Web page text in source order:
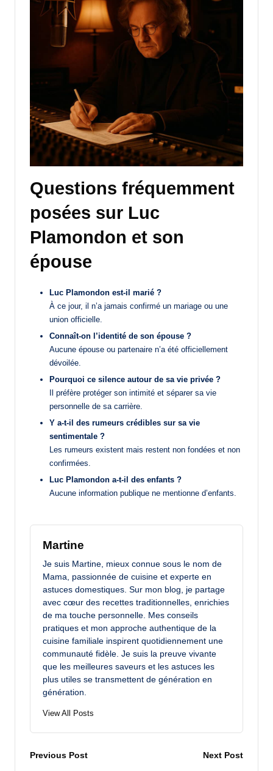
Questions fréquemment
posées sur Luc
Plamondon et son
épouse
Luc Plamondon est-il marié ?
À ce jour, il n’a jamais confirmé un mariage ou une
union officielle.
Connaît-on l’identité de son épouse ?
Aucune épouse ou partenaire n’a été officiellement
dévoilée.
Pourquoi ce silence autour de sa vie privée ?
Il préfère protéger son intimité et séparer sa vie
personnelle de sa carrière.
Y a-t-il des rumeurs crédibles sur sa vie
sentimentale ?
Les rumeurs existent mais restent non fondées et non
confirmées.
Luc Plamondon a-t-il des enfants ?
Aucune information publique ne mentionne d’enfants.
Martine
Je suis Martine, mieux connue sous le nom de
Mama, passionnée de cuisine et experte en
astuces domestiques. Sur mon blog, je partage
avec cœur des recettes traditionnelles, enrichies
de ma touche personnelle. Mes conseils
pratiques et mon approche authentique de la
cuisine familiale inspirent quotidiennement une
communauté fidèle. Je suis la preuve vivante
que les meilleures saveurs et les astuces les
plus utiles se transmettent de génération en
génération.
View All Posts
Post
Previous Post Next Post